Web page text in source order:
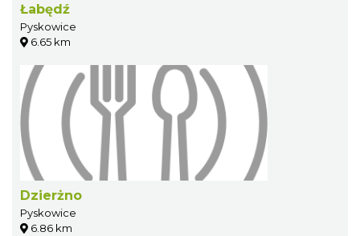
Łabędź
Pyskowice
6.65 km
Dzierżno
Pyskowice
6.86 km